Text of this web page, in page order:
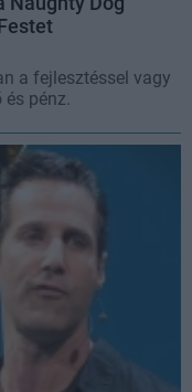
a fejlesztéssel vagy
pénz.